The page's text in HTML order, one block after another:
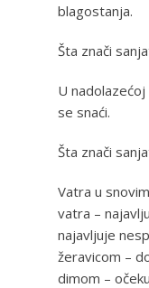
blagostanja.
Šta znači
U
se snaći.
Šta znači
Vatra u
vatra –
najavljuje
žeravicom –
dimom –